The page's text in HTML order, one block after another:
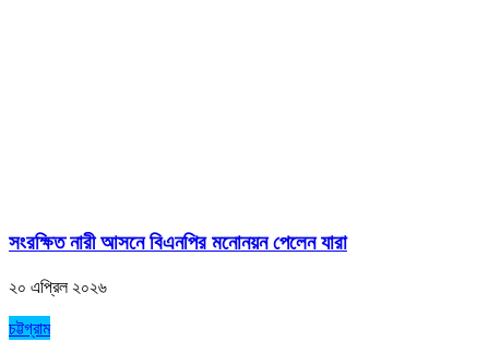
সংরক্ষিত নারী আসনে বিএনপির মনোনয়ন পেলেন যারা
২০ এপ্রিল ২০২৬
চট্টগ্রাম